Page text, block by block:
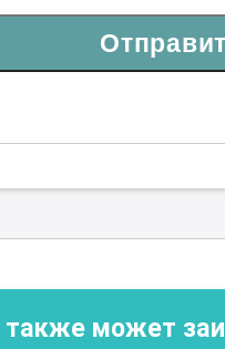
также может